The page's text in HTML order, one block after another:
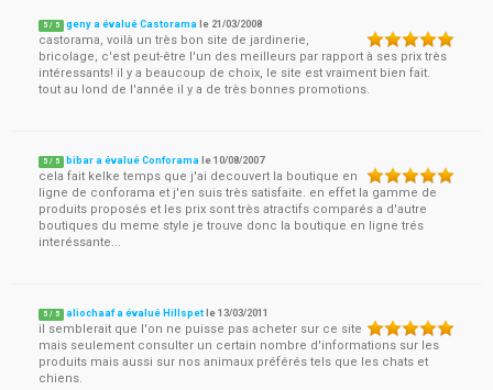
5 / 5 geny a évalué Castorama le 21/03/2008
castorama, voilà un très bon site de jardinerie,
bricolage, c'est peut-être l'un des meilleurs par rapport à ses prix très
intéressants! il y a beaucoup de choix, le site est vraiment bien fait.
tout au lond de l'année il y a de très bonnes promotions.
5 / 5 bibar a évalué Conforama le10/08/2007
cela fait kelke temps que j'ai decouvert la boutique en
ligne de conforama et j'en suis très satisfaite. en effet la gamme de
produits proposés et les prix sont très atractifs comparés a d'autre
boutiques du meme style je trouve donc la boutique en ligne trés
interéssante...
5 / 5 aliochaaf a évalué Hillspet le13/03/2011
il semblerait que l'on ne puisse pas acheter sur ce site
mais seulement consulter un certain nombre d'informations sur les
produits mais aussi sur nos animaux préférés tels que les chats et
chiens.